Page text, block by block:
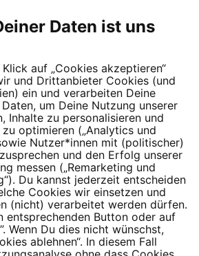
den Unterschied. Schließe Dich 4,5
0‍0‍0‍0 0‍0
Daten ist uns
auf „Cookies akzeptieren“
und Drittanbieter Cookies (und
ein und verarbeiten Deine
um Deine Nutzung unserer
Inhalte zu personalisieren und
optimieren („Analytics und
Nutzer*innen mit (politischer)
und den Erfolg unserer
messen („Remarketing und
Du kannst jederzeit entscheiden
Cookies wir einsetzen und
(nicht) verarbeitet werden dürfen.
entsprechenden Button oder auf
Wenn Du dies nicht wünschst,
ablehnen“. In diesem Fall